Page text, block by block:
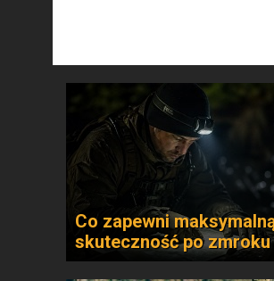
Co zapewni
skuteczność po zmroku